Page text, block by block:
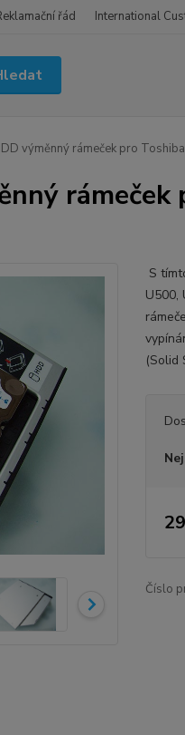
řád International
výměnný rámeček pro
S
U500,
(Solid
Číslo